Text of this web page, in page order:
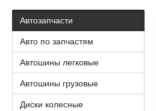
Автозапчасти
Авто по запчастям
Автошины легковые
Автошины грузовые
Диски колесные